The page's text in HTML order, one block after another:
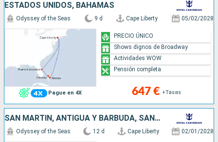
ESTADOS UNIDOS, BAHAMAS
Pague en 4X
Odyssey of the Seas 9 d Cape Liberty 05/02/2028
647 € +Tasas
PRECIO ÚNICO
Shows dignos de Broadway
Actividades WOW
Pensión completa
SAN MARTÍN, ANTIGUA Y BARBUDA, SAN CRISTÓBAL Y NIEVES, ESTADOS UNIDOS
Odyssey of the Seas 12 d Cape Liberty 02/01/2028